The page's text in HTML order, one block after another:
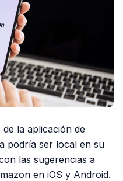
la aplicación de
podría ser local en su
las sugerencias a
en iOS y Android.